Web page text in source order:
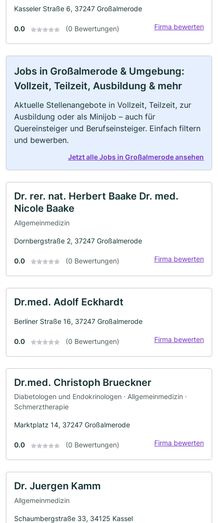
Kasseler Straße 6, 37247 Großalmerode
0.0 (0 Bewertungen) Firma bewerten
Jobs in Großalmerode & Umgebung:
Vollzeit, Teilzeit, Ausbildung & mehr
Aktuelle Stellenangebote in Vollzeit, Teilzeit, zur
Ausbildung oder als Minijob – auch für
Quereinsteiger und Berufseinsteiger. Einfach filtern
und bewerben.
Jetzt alle Jobs in Großalmerode ansehen
Dr. rer. nat. Herbert Baake Dr. med.
Nicole Baake
Allgemeinmedizin
Dornbergstraße 2, 37247 Großalmerode
0.0 (0 Bewertungen) Firma bewerten
Dr.med. Adolf Eckhardt
Berliner Straße 16, 37247 Großalmerode
0.0 (0 Bewertungen) Firma bewerten
Dr.med. Christoph Brueckner
Diabetologen und Endokrinologen · Allgemeinmedizin ·
Schmerztherapie
Marktplatz 14, 37247 Großalmerode
0.0 (0 Bewertungen) Firma bewerten
Dr. Juergen Kamm
Allgemeinmedizin
Schaumbergstraße 33, 34125 Kassel